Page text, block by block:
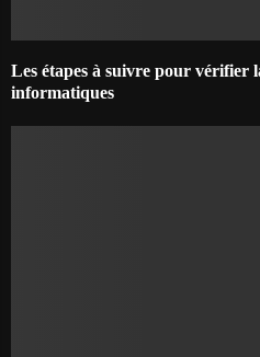
Les étapes à suivre pour vérifier
informatiques